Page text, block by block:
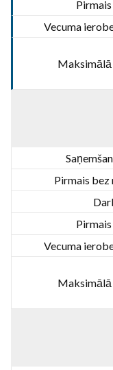
Vecuma
Maksimālā
Pirmais bez
Vecuma
Maksimālā